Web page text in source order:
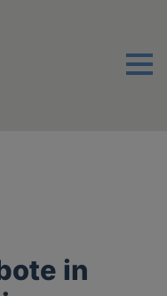
Menu
in